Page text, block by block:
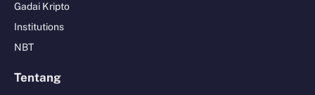
Gadai Kripto
Institutions
NBT
Tentang